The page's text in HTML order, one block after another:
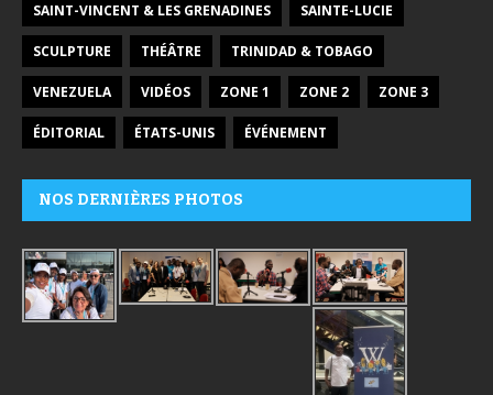
SAINT-VINCENT & LES GRENADINES SAINTE-LUCIE
SCULPTURE THÉÂTRE TRINIDAD & TOBAGO
VENEZUELA VIDÉOS ZONE 1 ZONE 2 ZONE 3
ÉDITORIAL ÉTATS-UNIS ÉVÉNEMENT
NOS DERNIÈRES PHOTOS